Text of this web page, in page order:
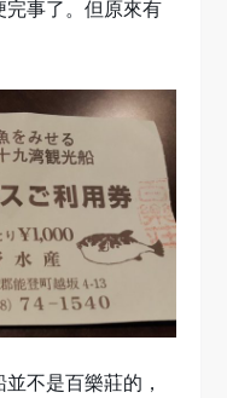
事了。但原來有
不是百樂莊的，